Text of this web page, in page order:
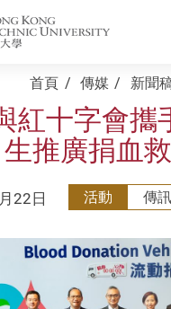
首頁 傳媒 新聞
紅十字會攜
生推廣捐血
22日 活動 傳